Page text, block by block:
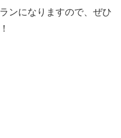
ンになりますので、ぜひ